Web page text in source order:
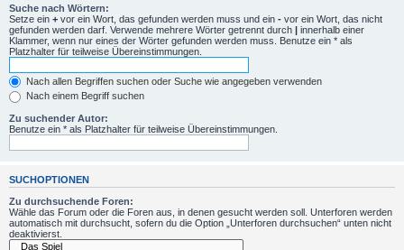
Suche nach Wörtern:
Setze ein + vor ein Wort, das gefunden werden muss und ein - vor ein Wort, das nicht
gefunden werden darf. Verwende mehrere Wörter getrennt durch | innerhalb einer
Klammer, wenn nur eines der Wörter gefunden werden muss. Benutze ein * als
Platzhalter für teilweise Übereinstimmungen.
Nach allen Begriffen suchen oder Suche wie angegeben verwenden
Nach einem Begriff suchen
Zu suchender Autor:
Benutze ein * als Platzhalter für teilweise Übereinstimmungen.
SUCHOPTIONEN
Zu durchsuchende Foren:
Wähle das Forum oder die Foren aus, in denen gesucht werden soll. Unterforen werden
automatisch mit durchsucht, sofern du die Option „Unterforen durchsuchen“ unten nicht
deaktivierst.